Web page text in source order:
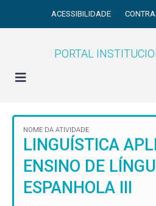
ACESSIBILIDADE
PORTAL
NOME DA ATIVIDADE
LINGUÍSTICA
ENSINO DE
ESPANHOLA III